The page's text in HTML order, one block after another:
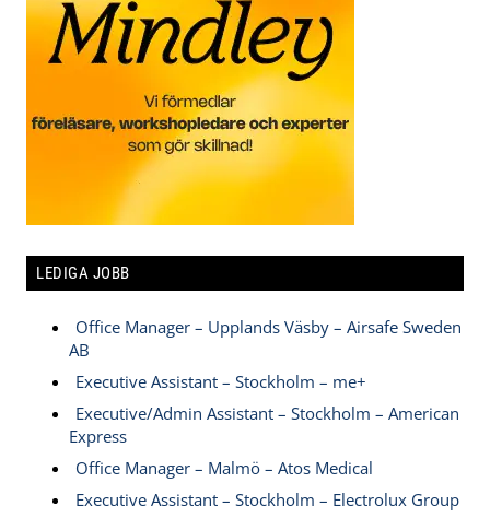
LEDIGA JOBB
Office Manager – Upplands Väsby – Airsafe Sweden
AB
Executive Assistant – Stockholm – me+
Executive/Admin Assistant – Stockholm – American
Express
Office Manager – Malmö – Atos Medical
Executive Assistant – Stockholm – Electrolux Group